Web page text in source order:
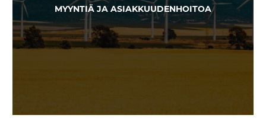
MYYNTIÄ JA ASIAKKUUDENHOITOA